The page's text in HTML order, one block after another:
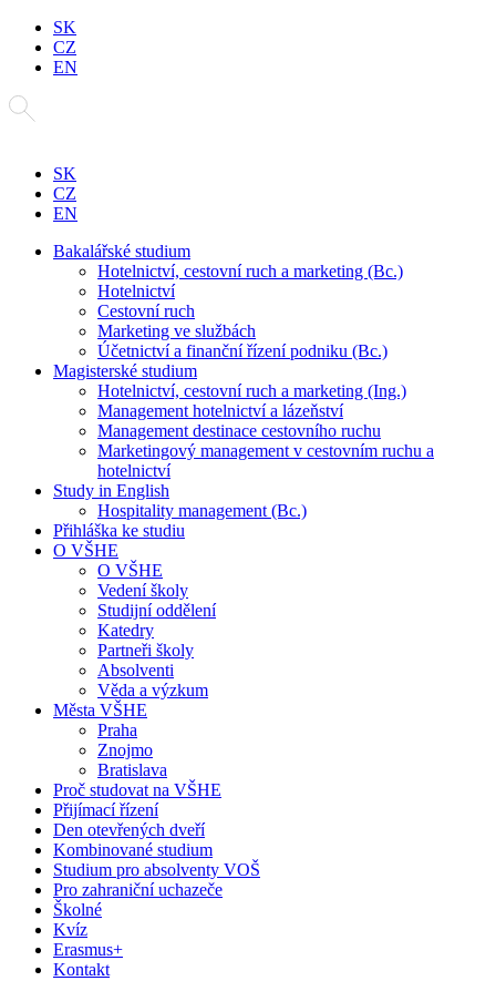
SK
CZ
EN
SK
CZ
EN
Bakalářské studium
Hotelnictví, cestovní ruch a marketing (Bc.)
Hotelnictví
Cestovní ruch
Marketing ve službách
Účetnictví a finanční řízení podniku (Bc.)
Magisterské studium
Hotelnictví, cestovní ruch a marketing (Ing.)
Management hotelnictví a lázeňství
Management destinace cestovního ruchu
Marketingový management v cestovním ruchu a
hotelnictví
Study in English
Hospitality management (Bc.)
Přihláška ke studiu
O VŠHE
O VŠHE
Vedení školy
Studijní oddělení
Katedry
Partneři školy
Absolventi
Věda a výzkum
Města VŠHE
Praha
Znojmo
Bratislava
Proč studovat na VŠHE
Přijímací řízení
Den otevřených dveří
Kombinované studium
Studium pro absolventy VOŠ
Pro zahraniční uchazeče
Školné
Kvíz
Erasmus+
Kontakt